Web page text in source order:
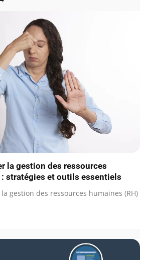
la gestion des ressources
stratégies et outils essentiels
gestion des ressources humaines (RH)